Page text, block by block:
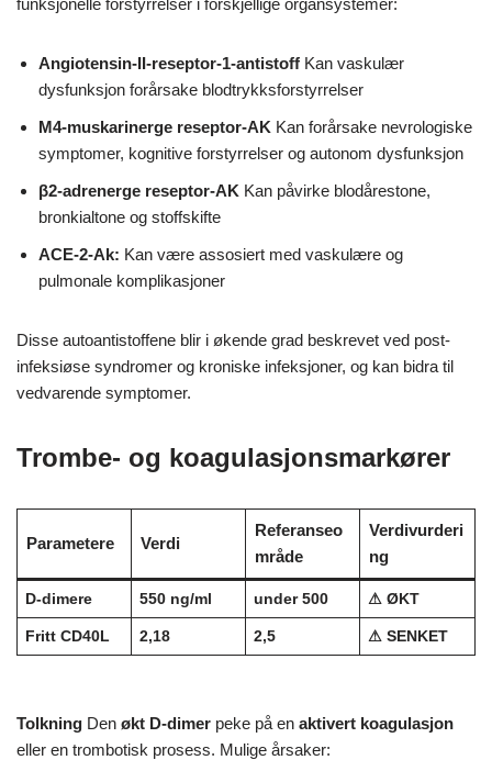
funksjonelle forstyrrelser i forskjellige organsystemer:
Angiotensin-II-reseptor-1-antistoff Kan vaskulær
dysfunksjon forårsake blodtrykksforstyrrelser
M4-muskarinerge reseptor-AK Kan forårsake nevrologiske
symptomer, kognitive forstyrrelser og autonom dysfunksjon
β2-adrenerge reseptor-AK Kan påvirke blodårestone,
bronkialtone og stoffskifte
ACE-2-Ak: Kan være assosiert med vaskulære og
pulmonale komplikasjoner
Disse autoantistoffene blir i økende grad beskrevet ved post-
infeksiøse syndromer og kroniske infeksjoner, og kan bidra til
vedvarende symptomer.
Trombe- og koagulasjonsmarkører
Parametere Verdi
Referanseo
mråde
Verdivurderi
ng
D-dimere 550 ng/ml under 500 ⚠ ØKT
Fritt CD40L 2,18 2,5 ⚠ SENKET
Tolkning Den økt D-dimer peke på en aktivert koagulasjon
eller en trombotisk prosess. Mulige årsaker: